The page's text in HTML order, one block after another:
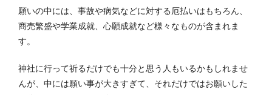
願いの中には、事故や病気などに対する厄払いはもちろん、
商売繁盛や学業成就、心願成就など様々なものが含まれま
す。
神社に行って祈るだけでも十分と思う人もいるかもしれませ
んが、中には願い事が大きすぎて、それだけではお願いした